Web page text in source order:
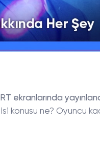
ekranlarında
konusu ne? Oyuncu